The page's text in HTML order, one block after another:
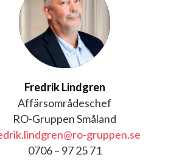
Fredrik Lindgren
Affärsområdeschef
RO-Gruppen Småland
gruppen.se
0706 – 97 25 71